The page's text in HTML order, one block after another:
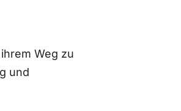
Weg zu
und